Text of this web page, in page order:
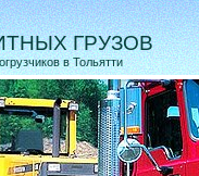
ГРУЗОВ
в Тольятти